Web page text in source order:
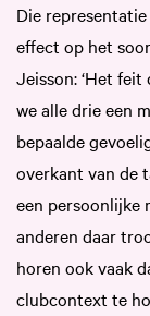
Die
effect op het
Jeisson: ‘Het
we alle drie een
bepaalde
overkant van de
een persoonlijke
anderen daar
horen ook vaak
clubcontext te